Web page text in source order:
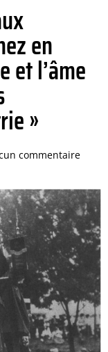
en
et l’âme
»
commentaire